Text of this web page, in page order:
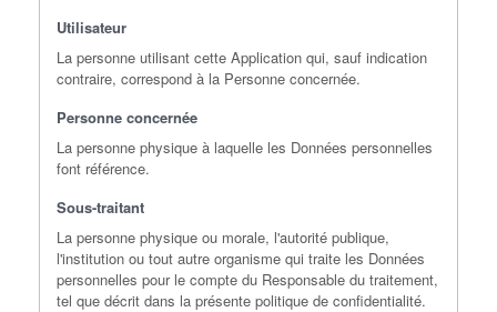
Utilisateur
La personne utilisant cette Application qui, sauf indication
contraire, correspond à la Personne concernée.
Personne concernée
La personne physique à laquelle les Données personnelles
font référence.
Sous-traitant
La personne physique ou morale, l'autorité publique,
l'institution ou tout autre organisme qui traite les Données
personnelles pour le compte du Responsable du traitement,
tel que décrit dans la présente politique de confidentialité.